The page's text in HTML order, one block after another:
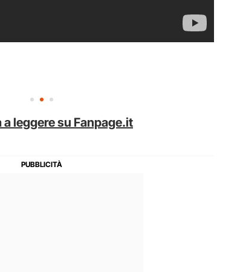
leggere su Fanpage.it